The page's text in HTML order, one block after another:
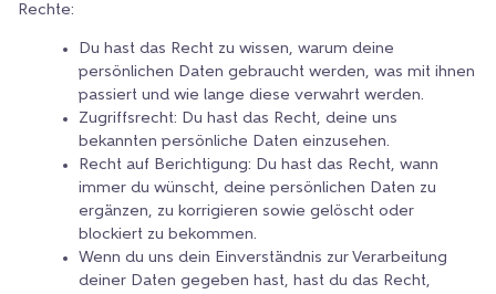
Rechte:
Du hast das Recht zu wissen, warum deine
persönlichen Daten gebraucht werden, was mit ihnen
passiert und wie lange diese verwahrt werden.
Zugriffsrecht: Du hast das Recht, deine uns
bekannten persönliche Daten einzusehen.
Recht auf Berichtigung: Du hast das Recht, wann
immer du wünscht, deine persönlichen Daten zu
ergänzen, zu korrigieren sowie gelöscht oder
blockiert zu bekommen.
Wenn du uns dein Einverständnis zur Verarbeitung
deiner Daten gegeben hast, hast du das Recht,